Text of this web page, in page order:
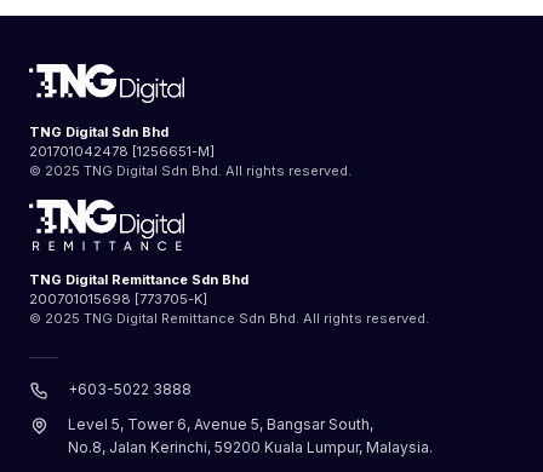
TNG Digital Sdn Bhd
201701042478 [1256651-M]
© 2025 TNG Digital Sdn Bhd. All rights reserved.
TNG Digital Remittance Sdn Bhd
200701015698 [773705-K]
© 2025 TNG Digital Remittance Sdn Bhd. All rights reserved.
+603-5022 3888
Level 5, Tower 6, Avenue 5, Bangsar South,
No.8, Jalan Kerinchi, 59200 Kuala Lumpur, Malaysia.